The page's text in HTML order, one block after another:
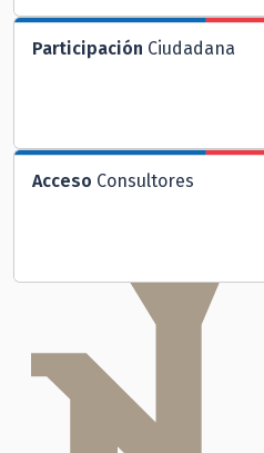
Participación Ciudadana
Acceso Consultores